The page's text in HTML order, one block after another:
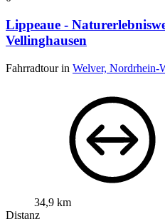
Lippeaue -
Vellinghausen
Fahrradtour in Welver, Nordrhein-
34,9 km
Distanz